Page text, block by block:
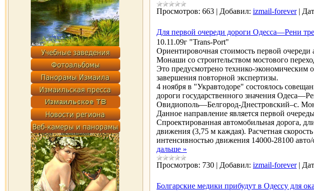
Просмотров: 663 | Добавил: izmail-forever |
Для первой очереди дороги Одесса—Рени
10.11.09г "Trans-Port"
Ориентировочная стоимость первой
Монаши со строительством мостового
Это предусмотрено технико-экономическим
завершения повторной экспертизы.
4 ноября в "Укравтодоре" состоялось
дороги государственного значения
Овидиополь—Белгород-Днестровский–с.
Данное направление является первой
Спроектированная автомобильная дорога,
движения (3,75 м каждая). Расчетная
интенсивностью движения 14000-28100
дальше »
Просмотров: 730 | Добавил: izmail-forever |
Болгарские медики прибудут в Одессу для